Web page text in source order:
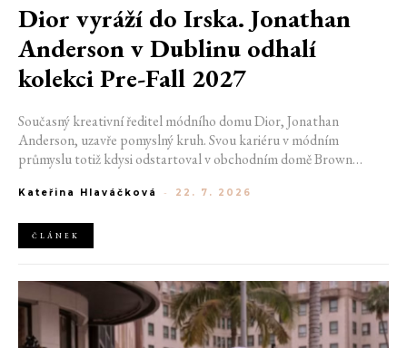
Dior vyráží do Irska. Jonathan
Anderson v Dublinu odhalí
kolekci Pre-Fall 2027
Současný kreativní ředitel módního domu Dior, Jonathan
Anderson, uzavře pomyslný kruh. Svou kariéru v módním
průmyslu totiž kdysi odstartoval v obchodním domě Brown
jedné z největších luxusních značek světa. V prosinci totiž v
Fall 2027.
Kateřina Hlaváčková - 22. 7. 2026
ČLÁNEK